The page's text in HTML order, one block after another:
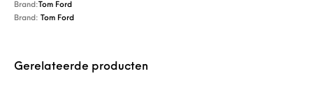
Brand: Tom Ford
Brand:
Tom Ford
Gerelateerde producten